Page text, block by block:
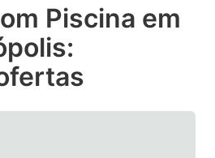
key
get
the
keyboard
Piscina em